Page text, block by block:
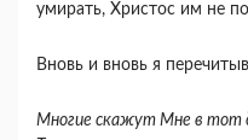
умирать, Христос им не
Вновь и вновь я
Многие скажут Мне в тот